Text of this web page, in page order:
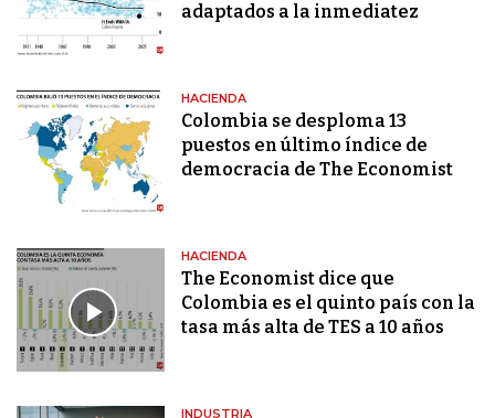
adaptados a la inmediatez
HACIENDA
Colombia se desploma 13
puestos en último índice de
democracia de The Economist
HACIENDA
The Economist dice que
Colombia es el quinto país con la
tasa más alta de TES a 10 años
INDUSTRIA